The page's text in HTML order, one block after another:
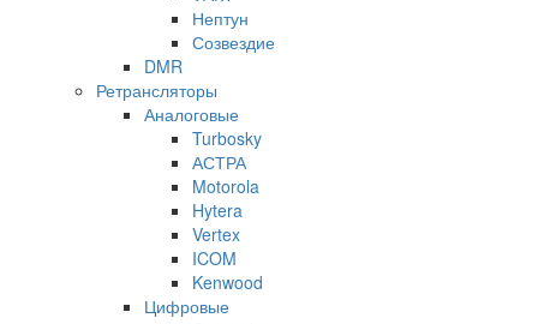
Нептун
Созвездие
DMR
Ретрансляторы
Аналоговые
Turbosky
АСТРА
Motorola
Hytera
Vertex
ICOM
Kenwood
Цифровые